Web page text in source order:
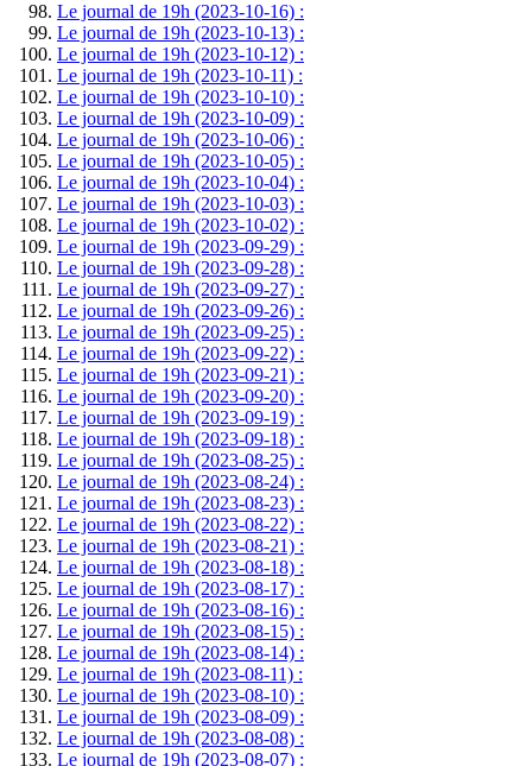
Le journal de 19h (2023-10-16) :
Le journal de 19h (2023-10-13) :
Le journal de 19h (2023-10-12) :
Le journal de 19h (2023-10-11) :
Le journal de 19h (2023-10-10) :
Le journal de 19h (2023-10-09) :
Le journal de 19h (2023-10-06) :
Le journal de 19h (2023-10-05) :
Le journal de 19h (2023-10-04) :
Le journal de 19h (2023-10-03) :
Le journal de 19h (2023-10-02) :
Le journal de 19h (2023-09-29) :
Le journal de 19h (2023-09-28) :
Le journal de 19h (2023-09-27) :
Le journal de 19h (2023-09-26) :
Le journal de 19h (2023-09-25) :
Le journal de 19h (2023-09-22) :
Le journal de 19h (2023-09-21) :
Le journal de 19h (2023-09-20) :
Le journal de 19h (2023-09-19) :
Le journal de 19h (2023-09-18) :
Le journal de 19h (2023-08-25) :
Le journal de 19h (2023-08-24) :
Le journal de 19h (2023-08-23) :
Le journal de 19h (2023-08-22) :
Le journal de 19h (2023-08-21) :
Le journal de 19h (2023-08-18) :
Le journal de 19h (2023-08-17) :
Le journal de 19h (2023-08-16) :
Le journal de 19h (2023-08-15) :
Le journal de 19h (2023-08-14) :
Le journal de 19h (2023-08-11) :
Le journal de 19h (2023-08-10) :
Le journal de 19h (2023-08-09) :
Le journal de 19h (2023-08-08) :
Le journal de 19h (2023-08-07) :